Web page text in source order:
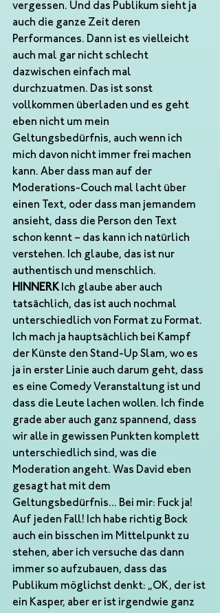
vergessen. Und das Publikum sieht ja
auch die ganze Zeit deren
Performances. Dann ist es vielleicht
auch mal gar nicht schlecht
dazwischen einfach mal
durchzuatmen. Das ist sonst
vollkommen überladen und es geht
eben nicht um mein
Geltungsbedürfnis, auch wenn ich
mich davon nicht immer frei machen
kann. Aber dass man auf der
Moderations-Couch mal lacht über
einen Text, oder dass man jemandem
ansieht, dass die Person den Text
schon kennt – das kann ich natürlich
verstehen. Ich glaube, das ist nur
authentisch und menschlich.
HINNERK Ich glaube aber auch
tatsächlich, das ist auch nochmal
unterschiedlich von Format zu Format.
Ich mach ja hauptsächlich bei Kampf
der Künste den Stand-Up Slam, wo es
ja in erster Linie auch darum geht, dass
es eine Comedy Veranstaltung ist und
dass die Leute lachen wollen. Ich finde
grade aber auch ganz spannend, dass
wir alle in gewissen Punkten komplett
unterschiedlich sind, was die
Moderation angeht. Was David eben
gesagt hat mit dem
Geltungsbedürfnis... Bei mir: Fuck ja!
Auf jeden Fall! Ich habe richtig Bock
auch ein bisschen im Mittelpunkt zu
stehen, aber ich versuche das dann
immer so aufzubauen, dass das
Publikum möglichst denkt: „OK, der ist
ein Kasper, aber er ist irgendwie ganz